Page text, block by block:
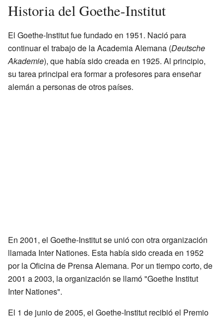
Historia del Goethe-Institut
El Goethe-Institut fue fundado en 1951. Nació para
continuar el trabajo de la Academia Alemana (Deutsche
Akademie), que había sido creada en 1925. Al principio,
su tarea principal era formar a profesores para enseñar
alemán a personas de otros países.
En 2001, el Goethe-Institut se unió con otra organización
llamada Inter Nationes. Esta había sido creada en 1952
por la Oficina de Prensa Alemana. Por un tiempo corto, de
2001 a 2003, la organización se llamó "Goethe Institut
Inter Nationes".
El 1 de junio de 2005, el Goethe-Institut recibió el Premio